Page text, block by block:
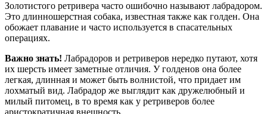
Золотистого ретривера часто ошибочно называют лабрадором.
Это длинношерстная собака, известная также как голден. Она
обожает плавание и часто используется в спасательных
операциях.
Важно знать! Лабрадоров и ретриверов нередко путают, хотя
их шерсть имеет заметные отличия. У голденов она более
легкая, длинная и может быть волнистой, что придает им
лохматый вид. Лабрадор же выглядит как дружелюбный и
милый питомец, в то время как у ретриверов более
аристократичная внешность.